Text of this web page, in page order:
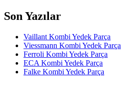
Son Yazılar
Vaillant Kombi Yedek Parça
Viessmann Kombi Yedek Parça
Ferroli Kombi Yedek Parça
ECA Kombi Yedek Parça
Falke Kombi Yedek Parça